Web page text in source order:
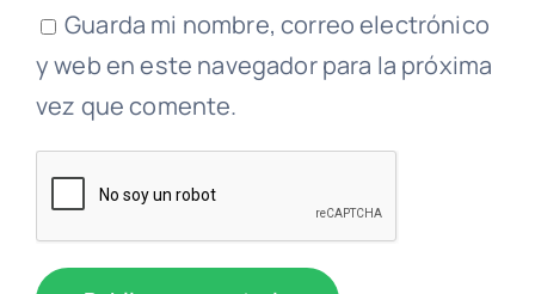
Guarda mi nombre, correo electrónico
y web en este navegador para la próxima
vez que comente.